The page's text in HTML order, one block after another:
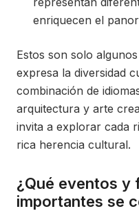
enriquecen el
Estos son solo
expresa la diversidad
combinación de
arquitectura y arte
invita a explorar cada
rica herencia cultural.
¿Qué eventos y
importantes se